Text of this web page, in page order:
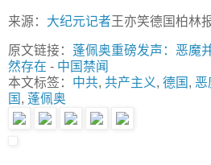
来源： 大纪元记者王亦笑德国柏林
原文链接： 蓬佩奥重磅发声：恶魔
然存在 - 中国禁闻
本文标签： 中共, 共产主义, 德国 , 恶
国 , 蓬佩奥